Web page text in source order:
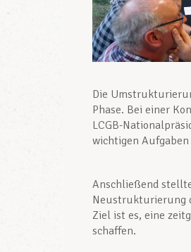
Die
Phase. Bei einer
LCGB-
wichtigen
Anschließend
Neustrukturierung
Ziel ist es, eine
schaffen.